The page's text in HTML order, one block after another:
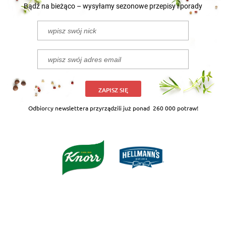
Bądź na bieżąco – wysyłamy sezonowe przepisy i porady
ZAPISZ SIĘ
Odbiorcy newslettera przyrządzili już ponad 260 000 potraw!